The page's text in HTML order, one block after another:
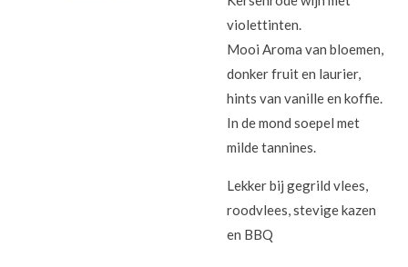
violettinten.
Mooi Aroma van bloemen,
donker fruit en laurier,
hints van vanille en koffie.
In de mond soepel met
milde tannines.
Lekker bij gegrild vlees,
roodvlees, stevige kazen
en BBQ